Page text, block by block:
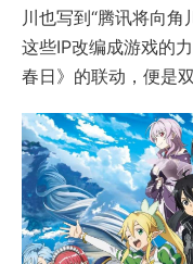
川也写到“腾讯将向
这些IP改编成游戏的
春日》的联动，便是